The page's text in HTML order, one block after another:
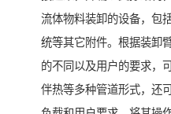
流体物料装卸的设备，包
统等其它附件。根据装卸
的不同以及用户的要求，
伴热等多种管道形式，还